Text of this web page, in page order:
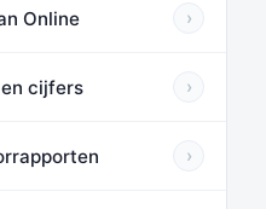
Online ›
cijfers ›
›